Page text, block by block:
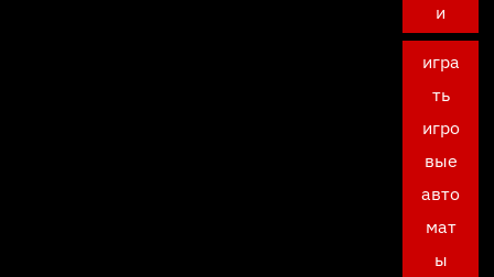
и
игра
ть
игро
вые
авто
мат
ы